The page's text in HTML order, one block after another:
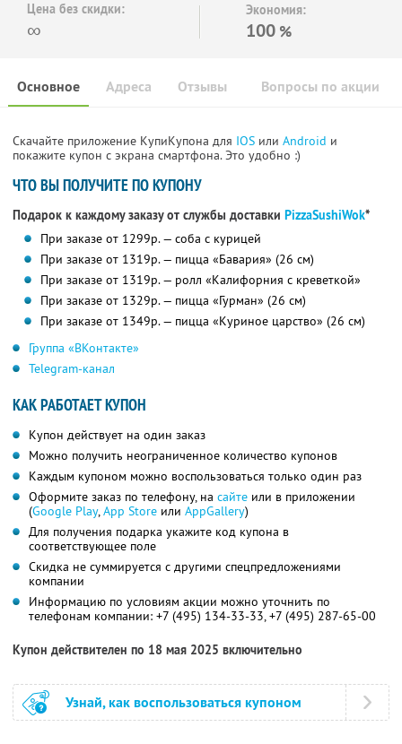
Цена без скидки:
∞
Экономия:
100 %
Основное Отзывы Вопросы по акции
Адреса
Скачайте приложение КупиКупона для IOS или Android и
покажите купон с экрана смартфона. Это удобно :)
ЧТО ВЫ ПОЛУЧИТЕ ПО КУПОНУ
Подарок к каждому заказу от службы доставки PizzaSushiWok*
При заказе от 1299р. — соба с курицей
При заказе от 1319р. — пицца «Бавария» (26 см)
При заказе от 1319р. — ролл «Калифорния с креветкой»
При заказе от 1329р. — пицца «Гурман» (26 см)
При заказе от 1349р. — пицца «Куриное царство» (26 см)
Группа «ВКонтакте»
Telegram-канал
КАК РАБОТАЕТ КУПОН
Купон действует на один заказ
Можно получить неограниченное количество купонов
Каждым купоном можно воспользоваться только один раз
Оформите заказ по телефону, на сайте или в приложении
(Google Play,App Store или AppGallery)
Для получения подарка укажите код купона в
соответствующее поле
Скидка не суммируется с другими спецпредложениями
компании
Информацию по условиям акции можно уточнить по
телефонам компании: +7 (495) 134-33-33, +7 (495) 287-65-00
Купон действителен по 18 мая 2025 включительно
Узнай, как воспользоваться купоном